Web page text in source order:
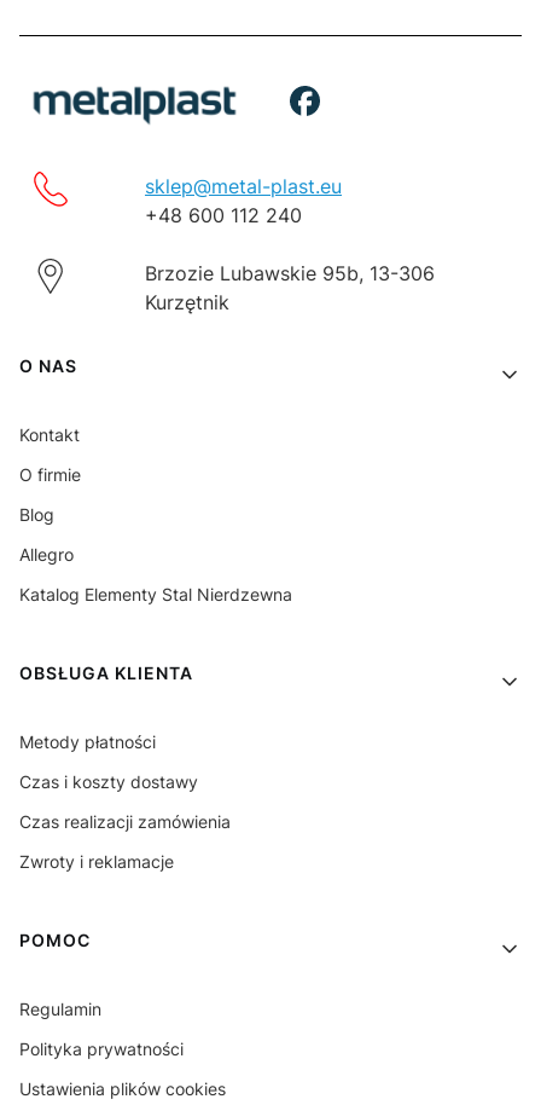
sklep@metal-plast.eu
+48 600 112 240
Brzozie Lubawskie 95b, 13-306
Kurzętnik
Linki w stopce
O NAS
Kontakt
O firmie
Blog
Allegro
Katalog Elementy Stal Nierdzewna
OBSŁUGA KLIENTA
Metody płatności
Czas i koszty dostawy
Czas realizacji zamówienia
Zwroty i reklamacje
POMOC
Regulamin
Polityka prywatności
Ustawienia plików cookies